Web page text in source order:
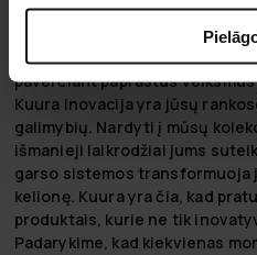
Kuura, kur aukščiausios
asmeniniu ryšiu. Mūsų
garso ir hi-fi sistemos
paverčiant paprastus
Kuura inovacija yra jūsų
galimybių. Nardyti į mūsų
išmanieji laikrodžiai jums
garso sistemos transformuoja
kelionę. Kuura yra čia, kad
produktais, kurie ne tik
Padarykime, kad kiekvienas